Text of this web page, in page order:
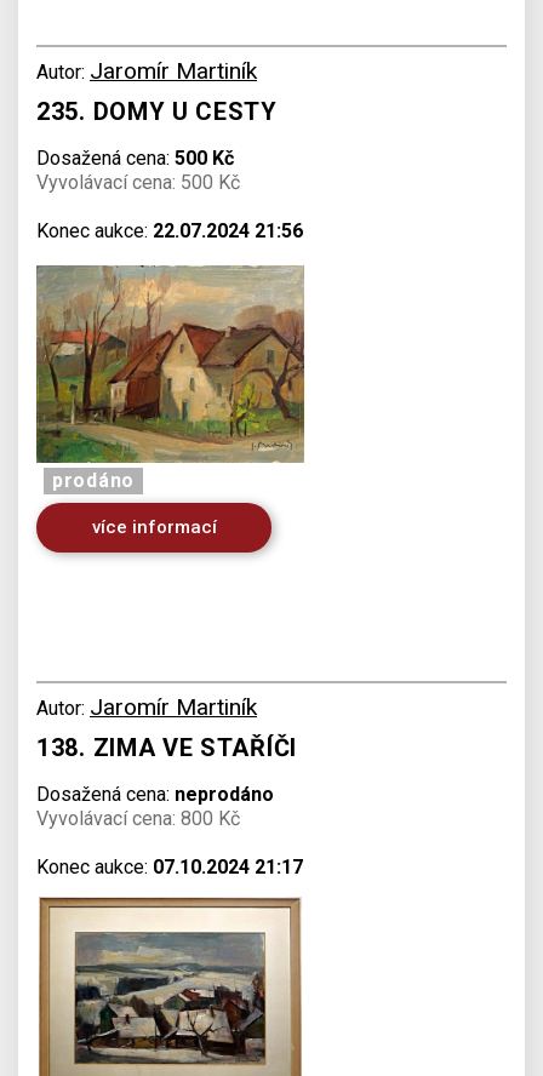
Autor: Jaromír Martiník
235. DOMY U CESTY
Dosažená cena: 500 Kč
Vyvolávací cena: 500 Kč
Konec aukce: 22.07.2024 21:56
prodáno
více informací
Autor: Jaromír Martiník
138. ZIMA VE STAŘÍČI
Dosažená cena: neprodáno
Vyvolávací cena: 800 Kč
Konec aukce: 07.10.2024 21:17